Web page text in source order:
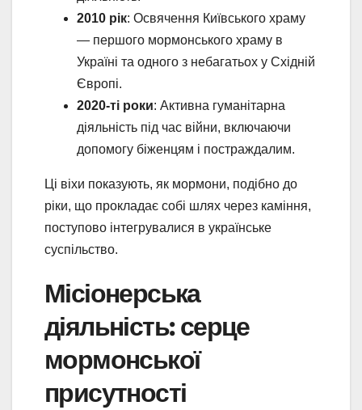
2010 рік: Освячення Київського храму
— першого мормонського храму в
Україні та одного з небагатьох у Східній
Європі.
2020-ті роки: Активна гуманітарна
діяльність під час війни, включаючи
допомогу біженцям і постраждалим.
Ці віхи показують, як мормони, подібно до
ріки, що прокладає собі шлях через каміння,
поступово інтегрувалися в українське
суспільство.
Місіонерська
діяльність: серце
мормонської
присутності